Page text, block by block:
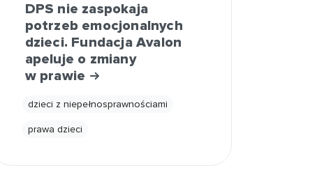
DPS nie zaspokaja
potrzeb emocjonalnych
dzieci. Fundacja Avalon
apeluje o zmiany
w prawie
dzieci z niepełnosprawnościami
prawa dzieci